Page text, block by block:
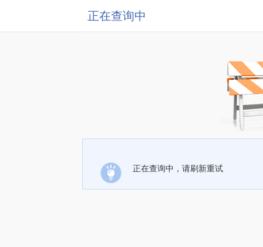
正在查询中
正在查询中，请刷新重试